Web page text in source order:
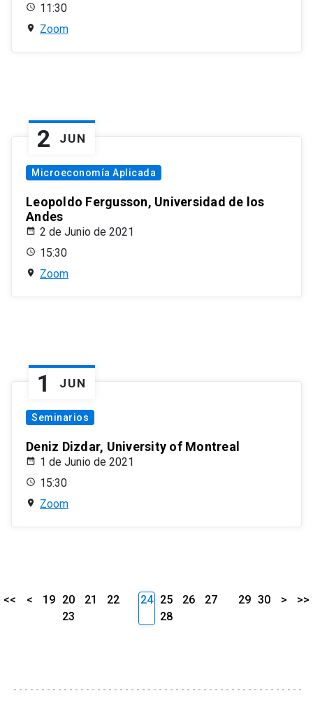
11:30
Zoom
2 JUN
Microeconomía Aplicada
Leopoldo Fergusson, Universidad de los
Andes
2 de Junio de 2021
15:30
Zoom
1 JUN
Seminarios
Deniz Dizdar, University of Montreal
1 de Junio de 2021
15:30
Zoom
<< < 19 20 21
22
23
24 25 26
27
28
29 30 > >>